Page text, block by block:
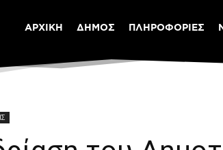
ΑΡΧΙΚΗ ΔΗΜΟΣ ΠΛΗΡΟΦΟΡΙΕΣ